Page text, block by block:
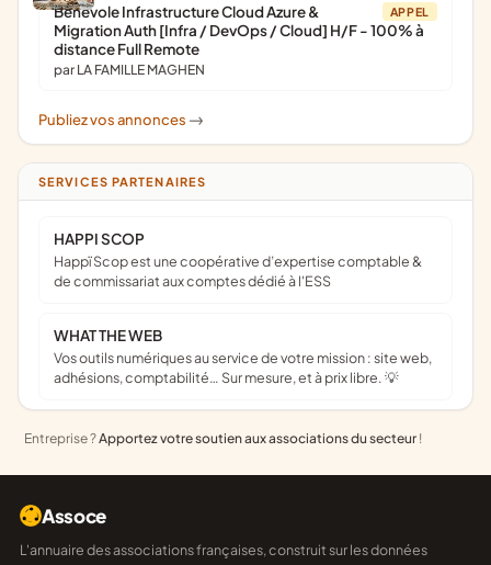
APPEL
Bénévole Infrastructure Cloud Azure &
Migration Auth [Infra / DevOps / Cloud] H/F - 100% à
distance Full Remote
par LA FAMILLE MAGHEN
Publiez vos annonces ->
SERVICES PARTENAIRES
HAPPI SCOP
Happï Scop est une coopérative d’expertise comptable &
de commissariat aux comptes dédié à l'ESS
WHAT THE WEB
Vos outils numériques au service de votre mission : site web,
adhésions, comptabilité… Sur mesure, et à prix libre. 💡
Entreprise ?Apportez votre soutien aux associations du secteur !
Assoce
L'annuaire des associations françaises, construit sur les données